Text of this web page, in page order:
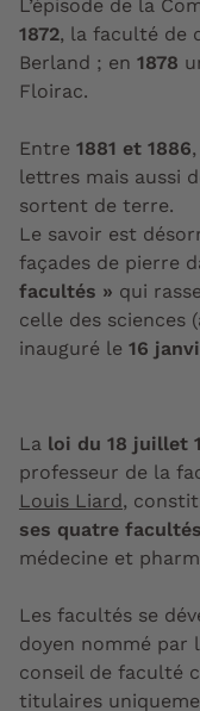
L’épisode de la
1872, la faculté de
Berland ; en 1878
Floirac.
Entre 1881 et 1886
lettres mais aussi
sortent de terre.
Le savoir est
façades de pierre
facultés » qui
celle des sciences
inauguré le 16
La loi du 18 juillet
professeur de la
Louis Liard,
ses quatre facultés
médecine et
Les facultés se
doyen nommé par
conseil de faculté
titulaires